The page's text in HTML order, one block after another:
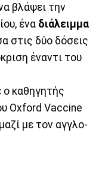
βλάψει την
ένα διάλειμμα
στις δύο δόσεις
έναντι του
καθηγητής
Oxford Vaccine
με τον αγγλο-